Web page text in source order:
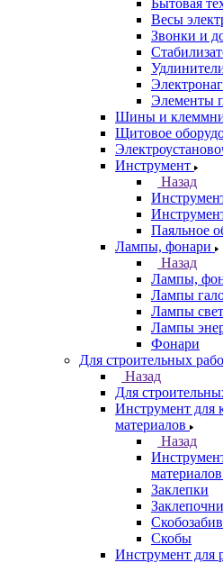
Бытовая
Весы
Звонки и
Элементы
Шины и
Щитовое
Инструмент
Назад
Паяльное
Лампы, фонари
Назад
Лампы,
Лампы
Лампы
Лампы
Фонари
Для строительных
Назад
Для
Инструмент для
материалов
Назад
материалов
Заклепки
Скобы
Инструмент для